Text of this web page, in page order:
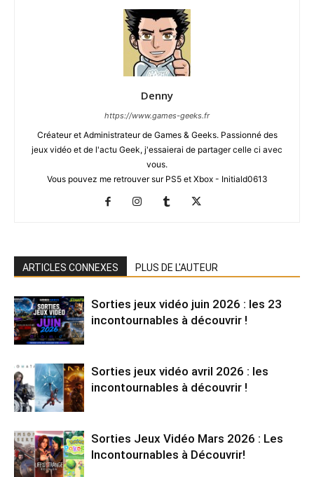
Denny
https://www.games-geeks.fr
Créateur et Administrateur de Games & Geeks. Passionné des
jeux vidéo et de l'actu Geek, j'essaierai de partager celle ci avec
vous.
Vous pouvez me retrouver sur PS5 et Xbox - Initiald0613
ARTICLES CONNEXES PLUS DE L'AUTEUR
Sorties jeux vidéo juin 2026 : les 23
incontournables à découvrir !
Sorties jeux vidéo avril 2026 : les
incontournables à découvrir !
Sorties Jeux Vidéo Mars 2026 : Les
Incontournables à Découvrir!